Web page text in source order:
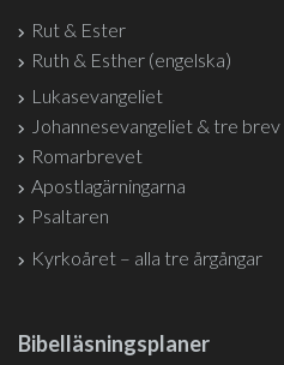
Rut & Ester
Ruth & Esther (engelska)
Lukasevangeliet
Johannesevangeliet & tre brev
Romarbrevet
Apostlagärningarna
Psaltaren
Kyrkoåret – alla tre årgångar
Bibelläsningsplaner